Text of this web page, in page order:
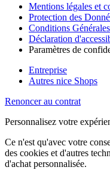
Mentions légales et
Protection des
Conditions
Déclaration
Paramètres de
Entreprise
Autres nice Shops
Renoncer au contrat
Personnalisez votre
Ce n'est qu'avec votre
des cookies et d'autres
d'achat personnalisée.